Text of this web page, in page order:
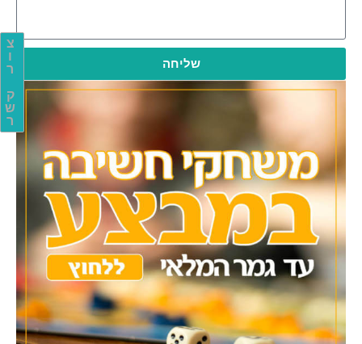
צ
ו
ר
ק
ש
ר
שליחה